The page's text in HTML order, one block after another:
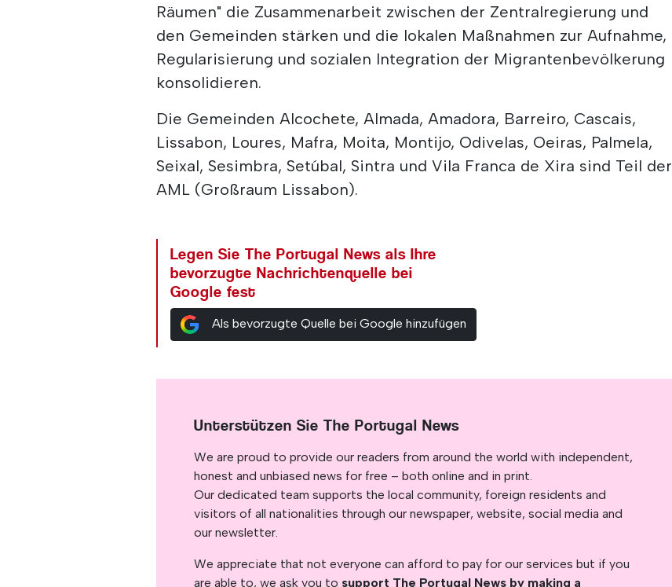
Räumen" die Zusammenarbeit zwischen der Zentralregierung und
den Gemeinden stärken und die lokalen Maßnahmen zur Aufnahme,
Regularisierung und sozialen Integration der Migrantenbevölkerung
konsolidieren.
Die Gemeinden Alcochete, Almada, Amadora, Barreiro, Cascais,
Lissabon, Loures, Mafra, Moita, Montijo, Odivelas, Oeiras, Palmela,
Seixal, Sesimbra, Setúbal, Sintra und Vila Franca de Xira sind Teil der
AML (Großraum Lissabon).
Legen Sie The Portugal News als Ihre
bevorzugte Nachrichtenquelle bei
Google fest
Als bevorzugte Quelle bei Google hinzufügen
Unterstützen Sie The Portugal News
We are proud to provide our readers from around the world with independent,
honest and unbiased news for free – both online and in print.
Our dedicated team supports the local community, foreign residents and
visitors of all nationalities through our newspaper, website, social media and
our newsletter.
We appreciate that not everyone can afford to pay for our services but if you
are able to, we ask you to support The Portugal News by making a